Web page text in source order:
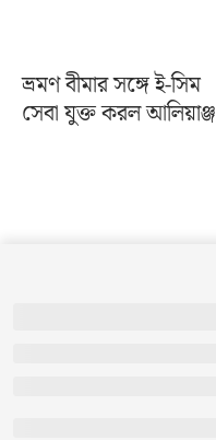
ভ্রমণ বীমার সঙ্গে ই-সিম
সেবা যুক্ত করল আলিয়াঞ্জ